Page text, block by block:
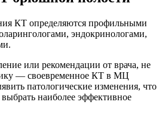
КТ определяются профильными
эндокринологами,
или рекомендации от врача, не
— своевременное КТ в МЦ
патологические изменения, что
наиболее эффективное